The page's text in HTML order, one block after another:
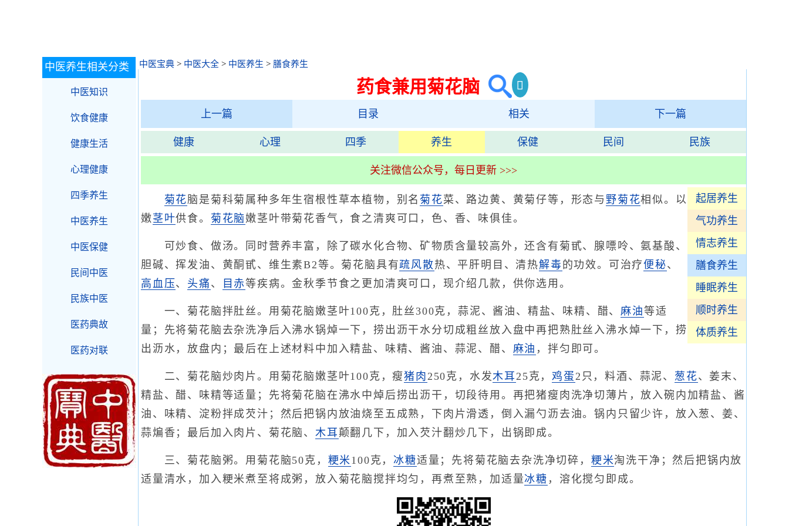
中医宝典 > 中医大全 > 中医养生 > 膳食养生
药食兼用菊花脑
上一篇 目录 相关 下一篇
健康 心理 四季 养生 保健 民间 民族
关注微信公众号，每日更新 >>>
起居养生
气功养生
情志养生
膳食养生
睡眠养生
顺时养生
体质养生
菊花脑是菊科菊属种多年生宿根性草本植物，别名 菊花菜、路边黄、黄菊仔等，形态与野菊花相似。以
嫩茎叶供食。 菊花脑 嫩茎叶带菊花香气，食之清爽可口，色、香、味俱佳。
可炒食、做汤。同时营养丰富，除了碳水化合物、矿物质含量较高外，还含有菊甙、腺嘌呤、氨基酸、
胆碱、挥发油、黄酮甙、维生素B2等。菊花脑具有疏风散热、平肝明目、清热解毒 的功效。可治疗便秘、
高血压、 头痛 、 目赤等疾病。金秋季节食之更加清爽可口，现介绍几款，供你选用。
一、菊花脑拌肚丝。用菊花脑嫩茎叶100克，肚丝300克，蒜泥、酱油、精盐、味精、醋、麻油等适
量；先将菊花脑去杂洗净后入沸水锅焯一下，捞出沥干水分切成粗丝放入盘中再把熟肚丝入沸水焯一下，捞
出沥水，放盘内；最后在上述材料中加入精盐、味精、酱油、蒜泥、醋、 麻油 ，拌匀即可。
二、菊花脑炒肉片。用菊花脑嫩茎叶100克，瘦猪肉 250克，水发木耳25克，鸡蛋2只，料酒、蒜泥、 葱花、姜末、
精盐、醋、味精等适量；先将菊花脑在沸水中焯后捞出沥干，切段待用。再把猪瘦肉洗净切薄片，放入碗内加精盐、酱
油、味精、淀粉拌成芡汁；然后把锅内放油烧至五成熟，下肉片滑透，倒入漏勺沥去油。锅内只留少许，放入葱、姜、
蒜煸香；最后加入肉片、菊花脑、 木耳颠翻几下，加入芡汁翻炒几下，出锅即成。
三、菊花脑粥。用菊花脑50克， 粳米100克， 冰糖适量；先将菊花脑去杂洗净切碎， 粳米淘洗干净；然后把锅内放
适量清水，加入粳米煮至将成粥，放入菊花脑搅拌均匀，再煮至熟，加适量冰糖 ，溶化搅匀即成。
中医养生相关分类
中医知识
饮食健康
健康生活
心理健康
四季养生
中医养生
中医保健
民间中医
民族中医
医药典故
医药对联